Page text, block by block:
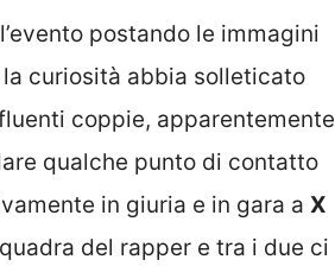
postando le immagini
curiosità abbia solleticato
coppie, apparentemente
qualche punto di contatto
in giuria e in gara a X
del rapper e tra i due ci